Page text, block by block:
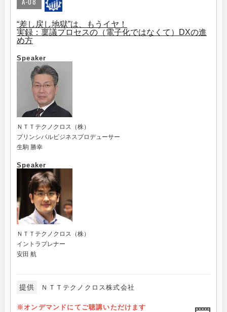
“差し戻し地獄”は、もうイヤ！
実録：稟議プロセスの（電子化ではなくて）DXの進
め方
Speaker
ＮＴＴテクノクロス（株）
プリンシパルビジネスプロデューサー
生駒 勝幸
Speaker
ＮＴＴテクノクロス（株）
イントラプレナー
安田 航
提供 ＮＴＴテクノクロス株式会社
※オンデマンドにてご聴講いただけます